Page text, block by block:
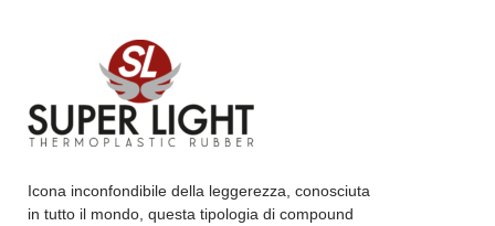
Icona inconfondibile della leggerezza, conosciuta
in tutto il mondo, questa tipologia di compound